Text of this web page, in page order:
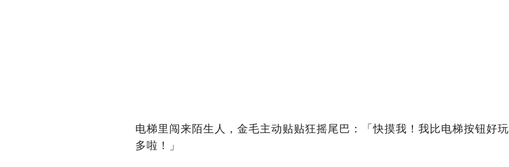
电梯里闯来陌生人，金毛主动贴贴狂摇尾巴：「快摸我！我比电梯按钮好玩
多啦！」